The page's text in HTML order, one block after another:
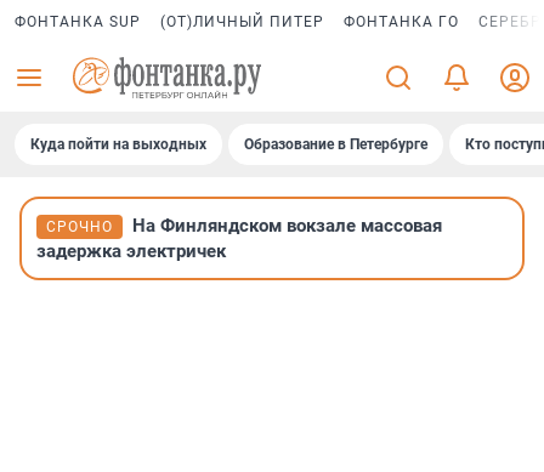
ФОНТАНКА SUP (ОТ)ЛИЧНЫЙ ПИТЕР ФОНТАНКА ГО
Куда пойти на выходных Образование в Петербурге Кто
СРОЧНО
На Финляндском вокзале массовая
задержка электричек